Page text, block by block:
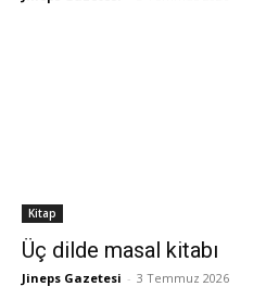
Kitap
Üç dilde masal kitabı
Jineps Gazetesi - 3 Temmuz 2026